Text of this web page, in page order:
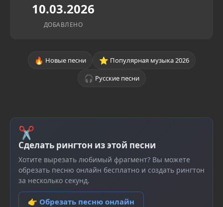
10.03.2026
ДОБАВЛЕНО
🔥 Новые песни ⭐ Популярная музыка 2026
🎧 Русские песни
✂
Сделать рингтон из этой песни
Хотите вырезать любимый фрагмент? Вы можете
обрезать песню онлайн бесплатно и создать рингтон
за несколько секунд.
👉 Обрезать песню онлайн